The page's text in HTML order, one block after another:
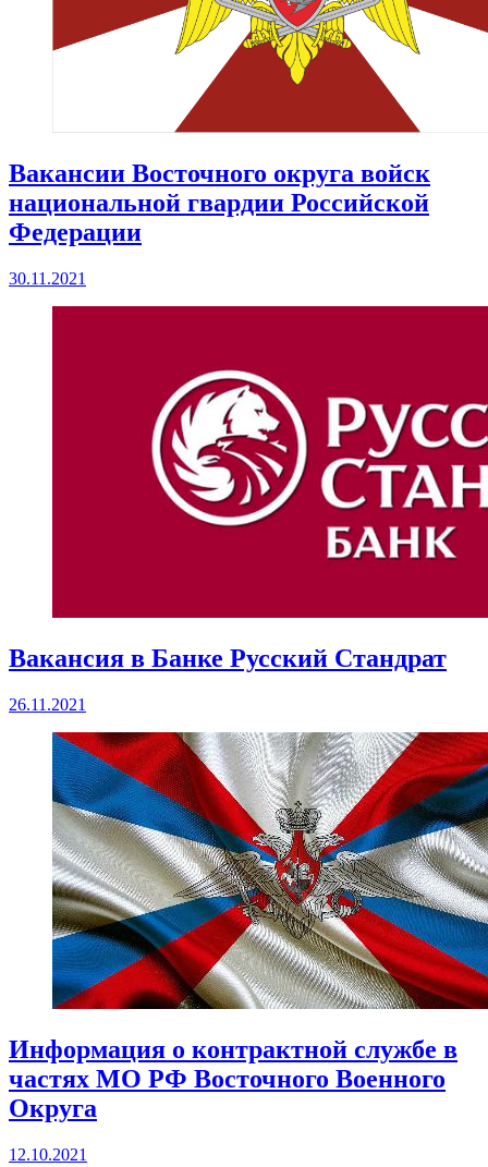
Вакансии Восточного округа войск
национальной гвардии Российской
Федерации
30.11.2021
Вакансия в Банке Русский Стандрат
26.11.2021
Информация о контрактной службе в
частях МО РФ Восточного Военного
Округа
12.10.2021